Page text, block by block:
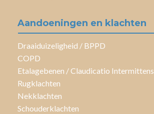
Aandoeningen en klachten
Draaiduizeligheid / BPPD
COPD
Etalagebenen / Claudicatio Intermittens
Rugklachten
Nekklachten
Schouderklachten